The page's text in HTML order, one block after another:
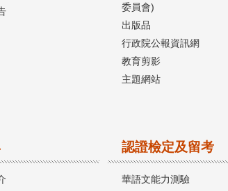
委員會)
出版品
行政院公報資訊網
教育剪影
主題網站
認證檢定及留考
華語文能力測驗